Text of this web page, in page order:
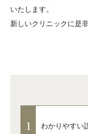
いたします。
新しいクリニックに是
1 わかりやすい